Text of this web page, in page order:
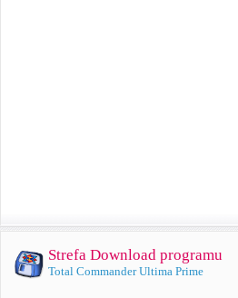
Strefa Download programu
Total Commander Ultima Prime